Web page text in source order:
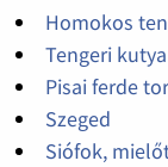
Homokos
Tengeri
Pisai ferde
Szeged
Siófok,